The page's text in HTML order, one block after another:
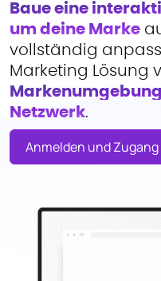
FUNKTIONEN
Influencer finden
Kampagnen und
Produkt- und e-
Budgets und
Zahlungen und
USER GROUPS
Für Marken
Baue eine
um deine Marke
vollständig
Marketing Lösung
Netzwerk.
Anmelden und